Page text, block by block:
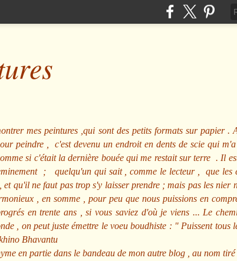
mes peintures ,qui sont des petits formats sur papier .
peindre , c'est devenu un endroit en dents de scie qui m'a
si c'était la dernière bouée qui me restait sur terre . Il
; quelqu'un qui sait , comme le lecteur , que les
et qu'il ne faut pas trop s'y laisser prendre ; mais pas les
, en somme , pour peu que nous puissions en
en trente ans , si vous saviez d'où je viens ... Le
, on peut juste émettre le voeu boudhiste : " Puissent tous
Bhavantu
en partie dans le bandeau de mon autre blog , au nom